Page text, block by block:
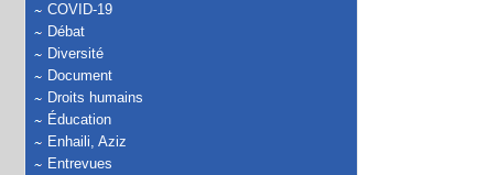
COVID-19
Débat
Diversité
Document
Droits humains
Éducation
Enhaili, Aziz
Entrevues